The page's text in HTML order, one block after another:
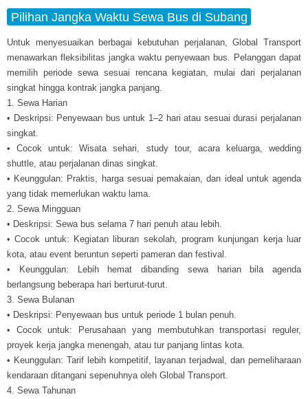
Pilihan Jangka Waktu Sewa Bus di Subang
Untuk menyesuaikan berbagai kebutuhan perjalanan, Global Transport
menawarkan fleksibilitas jangka waktu penyewaan bus. Pelanggan dapat
memilih periode sewa sesuai rencana kegiatan, mulai dari perjalanan
singkat hingga kontrak jangka panjang.
1. Sewa Harian
• Deskripsi: Penyewaan bus untuk 1–2 hari atau sesuai durasi perjalanan
singkat.
• Cocok untuk: Wisata sehari, study tour, acara keluarga, wedding
shuttle, atau perjalanan dinas singkat.
• Keunggulan: Praktis, harga sesuai pemakaian, dan ideal untuk agenda
yang tidak memerlukan waktu lama.
2. Sewa Mingguan
• Deskripsi: Sewa bus selama 7 hari penuh atau lebih.
• Cocok untuk: Kegiatan liburan sekolah, program kunjungan kerja luar
kota, atau event beruntun seperti pameran dan festival.
• Keunggulan: Lebih hemat dibanding sewa harian bila agenda
berlangsung beberapa hari berturut-turut.
3. Sewa Bulanan
• Deskripsi: Penyewaan bus untuk periode 1 bulan penuh.
• Cocok untuk: Perusahaan yang membutuhkan transportasi reguler,
proyek kerja jangka menengah, atau tur panjang lintas kota.
• Keunggulan: Tarif lebih kompetitif, layanan terjadwal, dan pemeliharaan
kendaraan ditangani sepenuhnya oleh Global Transport.
4. Sewa Tahunan